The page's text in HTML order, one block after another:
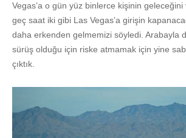
Vegas’a o gün yüz binlerce kişinin
geç saat iki gibi Las Vegas’a girişin
daha erkenden gelmemizi söyledi. Arabayla
sürüş olduğu için riske atmamak için yine
çıktık.